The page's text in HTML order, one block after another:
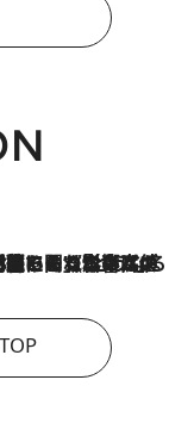
ルムズ海峡封鎖による影響はいつまで続く？《エネルギー専門家に聞く“どうなる日本の暮らし”》